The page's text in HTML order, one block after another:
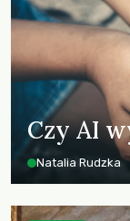
Czy AI
Natalia Rudzka